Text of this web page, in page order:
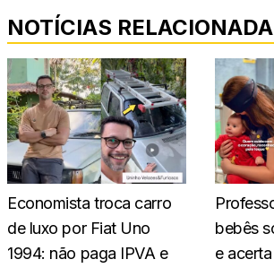
NOTÍCIAS
Economista troca carro
de luxo por Fiat Uno
1994: não paga IPVA e
bebês
e